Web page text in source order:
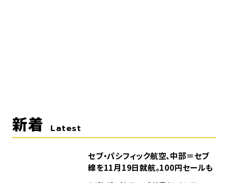
新着 Latest
セブ・パシフィック航空、中部＝セブ
線を11月19日就航。100円セールも